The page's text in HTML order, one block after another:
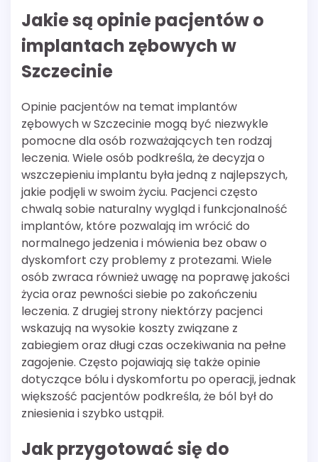
Jakie są opinie pacjentów o
implantach zębowych w
Szczecinie
Opinie pacjentów na temat implantów
zębowych w Szczecinie mogą być niezwykle
pomocne dla osób rozważających ten rodzaj
leczenia. Wiele osób podkreśla, że decyzja o
wszczepieniu implantu była jedną z najlepszych,
jakie podjęli w swoim życiu. Pacjenci często
chwalą sobie naturalny wygląd i funkcjonalność
implantów, które pozwalają im wrócić do
normalnego jedzenia i mówienia bez obaw o
dyskomfort czy problemy z protezami. Wiele
osób zwraca również uwagę na poprawę jakości
życia oraz pewności siebie po zakończeniu
leczenia. Z drugiej strony niektórzy pacjenci
wskazują na wysokie koszty związane z
zabiegiem oraz długi czas oczekiwania na pełne
zagojenie. Często pojawiają się także opinie
dotyczące bólu i dyskomfortu po operacji, jednak
większość pacjentów podkreśla, że ból był do
zniesienia i szybko ustąpił.
Jak przygotować się do